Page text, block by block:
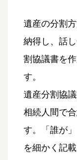
遺産の分割
納得し、話
割協議書を
す。
遺産分割協
相続人間で
す。「誰が
を細かく記